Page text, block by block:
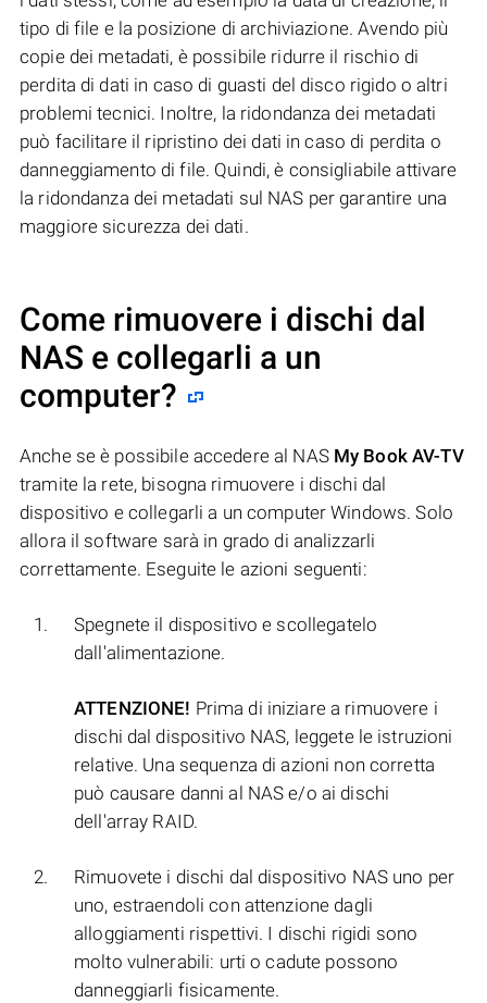
tipo di file e la posizione di archiviazione. Avendo più
copie dei metadati, è possibile ridurre il rischio di
perdita di dati in caso di guasti del disco rigido o altri
problemi tecnici. Inoltre, la ridondanza dei metadati
può facilitare il ripristino dei dati in caso di perdita o
danneggiamento di file. Quindi, è consigliabile attivare
la ridondanza dei metadati sul NAS per garantire una
maggiore sicurezza dei dati.
Come rimuovere i dischi dal
NAS e collegarli a un
computer?
Anche se è possibile accedere al NAS My Book AV-TV
tramite la rete, bisogna rimuovere i dischi dal
dispositivo e collegarli a un computer Windows. Solo
allora il software sarà in grado di analizzarli
correttamente. Eseguite le azioni seguenti:
Spegnete il dispositivo e scollegatelo
dall'alimentazione.
ATTENZIONE! Prima di iniziare a rimuovere i
dischi dal dispositivo NAS, leggete le istruzioni
relative. Una sequenza di azioni non corretta
può causare danni al NAS e/o ai dischi
dell'array RAID.
Rimuovete i dischi dal dispositivo NAS uno per
uno, estraendoli con attenzione dagli
alloggiamenti rispettivi. I dischi rigidi sono
molto vulnerabili: urti o cadute possono
danneggiarli fisicamente.